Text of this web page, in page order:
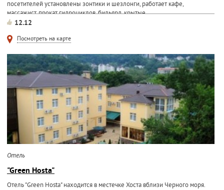
посетителей установлены зонтики и шезлонги, работает кафе,
массажист, прокат гидроциклов, бильярд, крытые...
12.12
Посмотреть на карте
Отель
"Green Hosta"
Отель "Green Hosta" находится в местечке Хоста вблизи Черного моря.